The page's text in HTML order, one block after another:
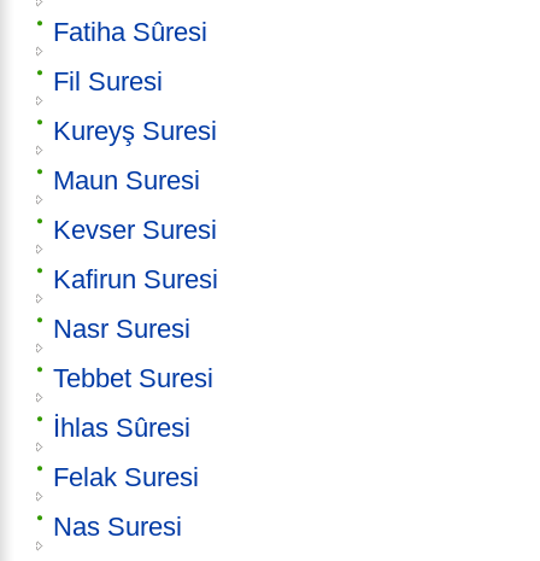
Fatiha Sûresi
Fil Suresi
Kureyş Suresi
Maun Suresi
Kevser Suresi
Kafirun Suresi
Nasr Suresi
Tebbet Suresi
İhlas Sûresi
Felak Suresi
Nas Suresi